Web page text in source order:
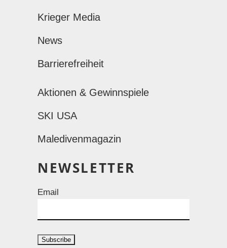
Krieger Media
News
Barrierefreiheit
Aktionen & Gewinnspiele
SKI USA
Maledivenmagazin
NEWSLETTER
Email